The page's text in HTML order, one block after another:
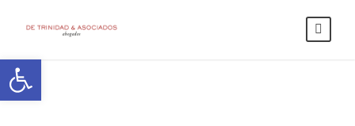
Abrir barra de herramientas